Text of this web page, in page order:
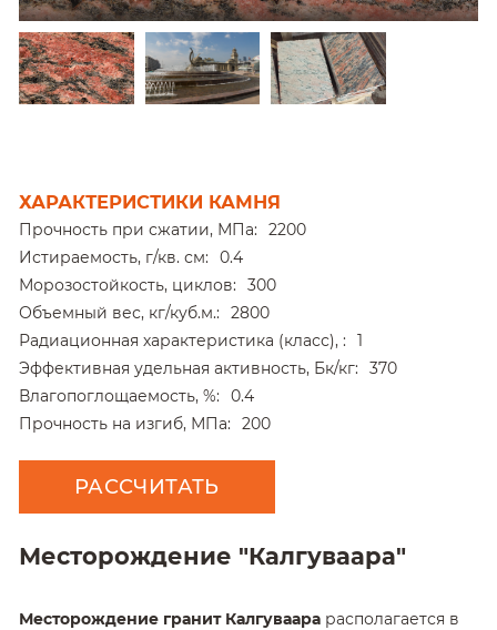
ХАРАКТЕРИСТИКИ КАМНЯ
Прочность при сжатии, МПа:
2200
Истираемость, г/кв. см:
0.4
Морозостойкость, циклов:
300
Объемный вес, кг/куб.м.:
2800
Радиационная характеристика (класс), :
1
Эффективная удельная активность, Бк/кг:
370
Влагопоглощаемость, %:
0.4
Прочность на изгиб, МПа:
200
РАССЧИТАТЬ
Месторождение "Калгуваара"
Месторождение гранит Калгуваара располагается в